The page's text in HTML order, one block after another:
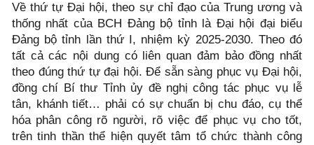
Về thứ tự Đại hội, theo sự chỉ đạo của Trung ương và
thống nhất của BCH Đảng bộ tỉnh là Đại hội đại biểu
Đảng bộ tỉnh lần thứ I, nhiệm kỳ 2025-2030. Theo đó
tất cả các nội dung có liên quan đảm bảo đồng nhất
theo đúng thứ tự đại hội. Để sẵn sàng phục vụ Đại hội,
đồng chí Bí thư Tỉnh ủy đề nghị công tác phục vụ lễ
tân, khánh tiết… phải có sự chuẩn bị chu đáo, cụ thể
hóa phân công rõ người, rõ việc để phục vụ cho tốt,
trên tinh thần thể hiện quyết tâm tổ chức thành công